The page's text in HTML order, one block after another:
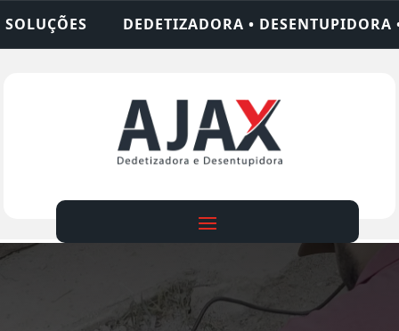
• DESENTUPIDORA • LIMPEZA DE FOSSA •